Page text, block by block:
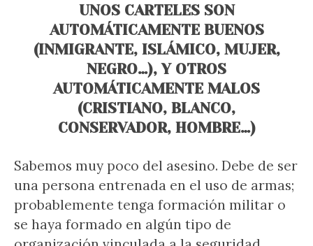
UNOS CARTELES SON
AUTOMÁTICAMENTE BUENOS
(INMIGRANTE, ISLÁMICO, MUJER,
NEGRO…), Y OTROS
AUTOMÁTICAMENTE MALOS
(CRISTIANO, BLANCO,
CONSERVADOR, HOMBRE…)
Sabemos muy poco del asesino. Debe de ser
una persona entrenada en el uso de armas;
probablemente tenga formación militar o
se haya formado en algún tipo de